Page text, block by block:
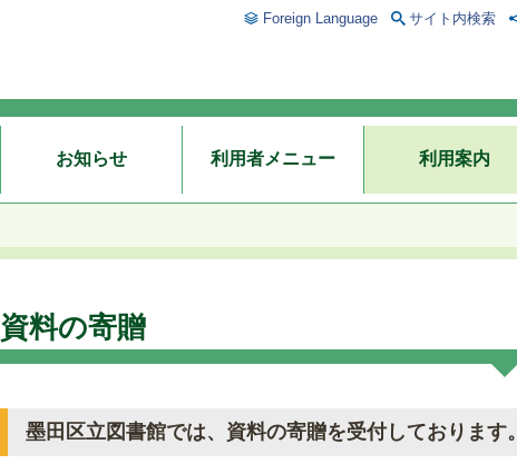
Foreign Language サイト内検索
お知らせ 利用者メニュー 利用案内
資料の寄贈
墨田区立図書館では、資料の寄贈を受付しております。